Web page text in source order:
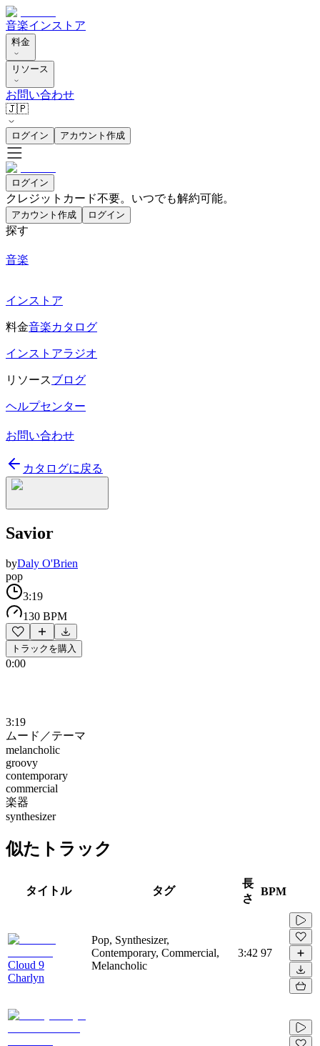
音楽インストア
料金
リソース
お問い合わせ
🇯🇵
ログイン アカウント作成
ログイン
クレジットカード不要。いつでも解約可能。
アカウント作成 ログイン
探す
音楽
インストア
料金音楽カタログ
インストアラジオ
リソースブログ
ヘルプセンター
お問い合わせ
カタログに戻る
Savior
byDaly O'Brien
pop
3:19
130 BPM
トラックを購入
0:00
3:19
ムード／テーマ
melancholic
groovy
contemporary
commercial
楽器
synthesizer
似たトラック
タイトル タグ
長
さ
BPM
Cloud 9
Charlyn
Pop, Synthesizer,
Contemporary, Commercial,
Melancholic
3:42 97